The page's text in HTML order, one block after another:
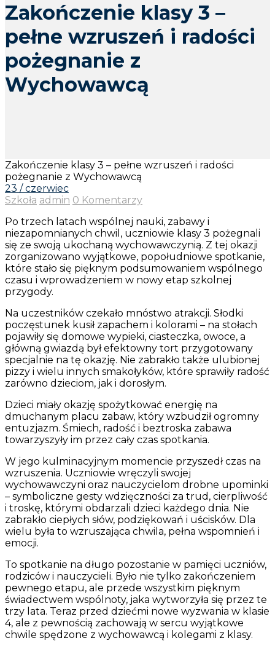
Zakończenie klasy 3 –
pełne wzruszeń i radości
pożegnanie z
Wychowawcą
Zakończenie klasy 3 – pełne wzruszeń i radości
pożegnanie z Wychowawcą
23 / czerwiec
Szkoła admin 0 Komentarzy
Po trzech latach wspólnej nauki, zabawy i
niezapomnianych chwil, uczniowie klasy 3 pożegnali
się ze swoją ukochaną wychowawczynią. Z tej okazji
zorganizowano wyjątkowe, popołudniowe spotkanie,
które stało się pięknym podsumowaniem wspólnego
czasu i wprowadzeniem w nowy etap szkolnej
przygody.
Na uczestników czekało mnóstwo atrakcji. Słodki
poczęstunek kusił zapachem i kolorami – na stołach
pojawiły się domowe wypieki, ciasteczka, owoce, a
główną gwiazdą był efektowny tort przygotowany
specjalnie na tę okazję. Nie zabrakło także ulubionej
pizzy i wielu innych smakołyków, które sprawiły radość
zarówno dzieciom, jak i dorosłym.
Dzieci miały okazję spożytkować energię na
dmuchanym placu zabaw, który wzbudził ogromny
entuzjazm. Śmiech, radość i beztroska zabawa
towarzyszyły im przez cały czas spotkania.
W jego kulminacyjnym momencie przyszedł czas na
wzruszenia. Uczniowie wręczyli swojej
wychowawczyni oraz nauczycielom drobne upominki
– symboliczne gesty wdzięczności za trud, cierpliwość
i troskę, którymi obdarzali dzieci każdego dnia. Nie
zabrakło ciepłych słów, podziękowań i uścisków. Dla
wielu była to wzruszająca chwila, pełna wspomnień i
emocji.
To spotkanie na długo pozostanie w pamięci uczniów,
rodziców i nauczycieli. Było nie tylko zakończeniem
pewnego etapu, ale przede wszystkim pięknym
świadectwem wspólnoty, jaka wytworzyła się przez te
trzy lata. Teraz przed dziećmi nowe wyzwania w klasie
4, ale z pewnością zachowają w sercu wyjątkowe
chwile spędzone z wychowawcą i kolegami z klasy.